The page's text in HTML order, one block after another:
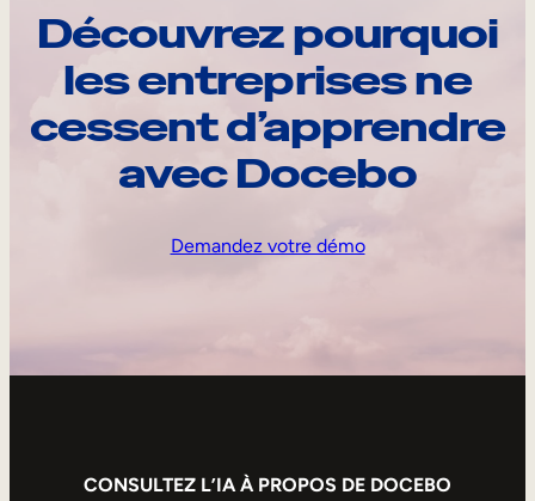
Découvrez pourquoi
les entreprises ne
cessent d’apprendre
avec Docebo
Demandez votre démo
CONSULTEZ L’IA À PROPOS DE DOCEBO